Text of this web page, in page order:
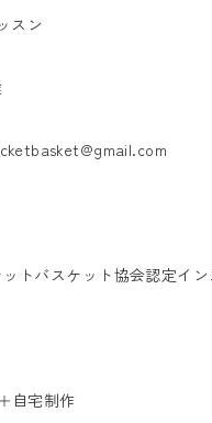
/1レッスン
途
どり
ケット協会認定イン
ン＋自宅制作